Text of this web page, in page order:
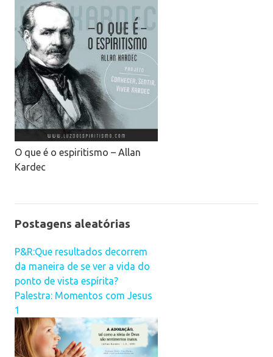
O que é o espiritismo – Allan
Kardec
Postagens aleatórias
P&R:Que resultados decorrem
da maneira de se ver a vida do
ponto de vista espírita?
Palestra: Momentos com Jesus
1